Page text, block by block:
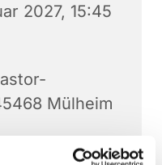
2027, 15:45
Mülheim